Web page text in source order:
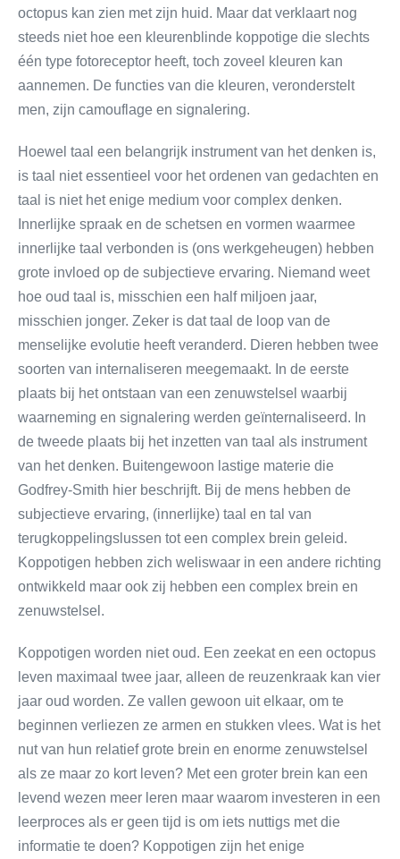
octopus kan zien met zijn huid. Maar dat verklaart nog
steeds niet hoe een kleurenblinde koppotige die slechts
één type fotoreceptor heeft, toch zoveel kleuren kan
aannemen. De functies van die kleuren, veronderstelt
men, zijn camouflage en signalering.
Hoewel taal een belangrijk instrument van het denken is,
is taal niet essentieel voor het ordenen van gedachten en
taal is niet het enige medium voor complex denken.
Innerlijke spraak en de schetsen en vormen waarmee
innerlijke taal verbonden is (ons werkgeheugen) hebben
grote invloed op de subjectieve ervaring. Niemand weet
hoe oud taal is, misschien een half miljoen jaar,
misschien jonger. Zeker is dat taal de loop van de
menselijke evolutie heeft veranderd. Dieren hebben twee
soorten van internaliseren meegemaakt. In de eerste
plaats bij het ontstaan van een zenuwstelsel waarbij
waarneming en signalering werden geïnternaliseerd. In
de tweede plaats bij het inzetten van taal als instrument
van het denken. Buitengewoon lastige materie die
Godfrey-Smith hier beschrijft. Bij de mens hebben de
subjectieve ervaring, (innerlijke) taal en tal van
terugkoppelingslussen tot een complex brein geleid.
Koppotigen hebben zich weliswaar in een andere richting
ontwikkeld maar ook zij hebben een complex brein en
zenuwstelsel.
Koppotigen worden niet oud. Een zeekat en een octopus
leven maximaal twee jaar, alleen de reuzenkraak kan vier
jaar oud worden. Ze vallen gewoon uit elkaar, om te
beginnen verliezen ze armen en stukken vlees. Wat is het
nut van hun relatief grote brein en enorme zenuwstelsel
als ze maar zo kort leven? Met een groter brein kan een
levend wezen meer leren maar waarom investeren in een
leerproces als er geen tijd is om iets nuttigs met die
informatie te doen? Koppotigen zijn het enige